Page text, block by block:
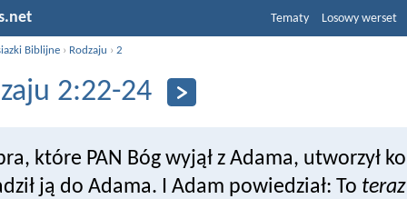
Tematy Losowy werset
Biblijne › Rodzaju ›2
2:22-24
które PAN Bóg wyjął z Adama, utworzył
ją do Adama. I Adam powiedział: To